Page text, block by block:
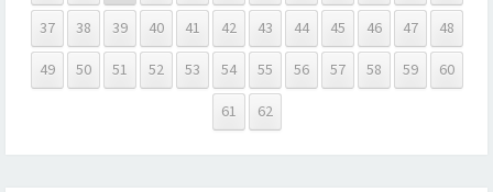
37
38 39 40 41 42 43 44 45 46 47
48
49
50 51 52 53 54 55 56 57 58 59
60
61
62